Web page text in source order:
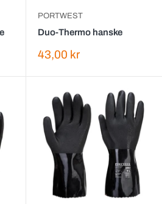
PORTWEST
Duo-Thermo hanske
Salgspris
43,00 kr